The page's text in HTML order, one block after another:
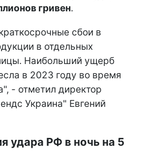
гривен.
сбои в
в отдельных
Наибольший ущерб
в 2023 году во время
- отметил директор
Украина" Евгений
удара РФ в ночь на 5